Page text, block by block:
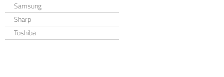
Samsung
Sharp
Toshiba